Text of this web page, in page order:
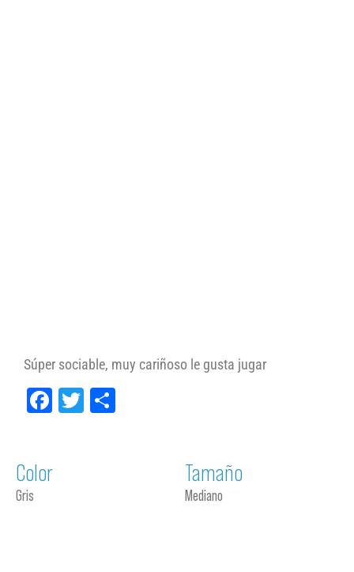
Súper sociable, muy cariñoso le gusta jugar
Facebook
Twitter
Color
Gris
Tamaño
Mediano